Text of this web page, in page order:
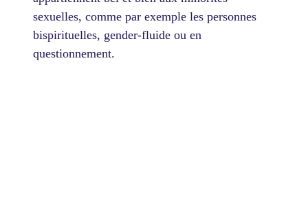
sexuelles, comme par exemple les personnes
bispirituelles, gender-fluide ou en
questionnement.